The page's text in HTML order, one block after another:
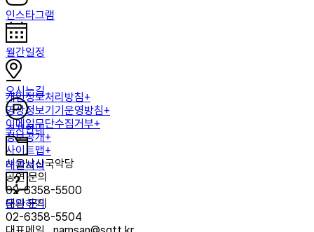
인스타그램
월간일정
오시는길
주차안내
대관서식
문의하기
개인정보처리방침+
영상정보기기운영방침+
이메일무단수집거부+
정보공개+
사이트맵+
서울남산국악당
공연 문의
02-6358-5500
대관 문의
02-6358-5504